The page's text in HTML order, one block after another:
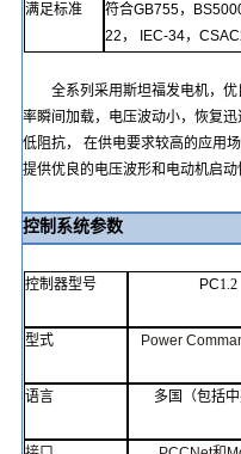
满足标准
符合GB755，
22 ， IEC-34，
全系列采用斯坦福发电机，
率瞬间加载，电压波动小，恢复
低阻抗，
在供电要求较高的应用
提供优良的电压波形和电动机启动
控制系统参数
控制器型号 PC1.2
型式
Power
语言 多国（包括中